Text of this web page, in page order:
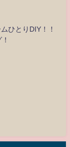
ひとりDIY！！